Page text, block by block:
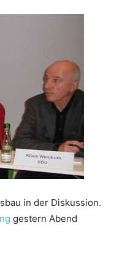
in der Diskussion.
gestern Abend